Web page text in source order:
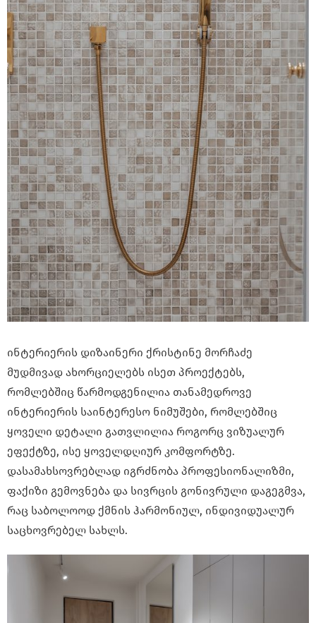
ინტერიერის დიზაინერი ქრისტინე მორჩაძე
მუდმივად ახორციელებს ისეთ პროექტებს,
რომლებშიც წარმოდგენილია თანამედროვე
ინტერიერის საინტერესო ნიმუშები, რომლებშიც
ყოველი დეტალი გათვლილია როგორც ვიზუალურ
ეფექტზე, ისე ყოველდღიურ კომფორტზე.
დასამახსოვრებლად იგრძნობა პროფესიონალიზმი,
ფაქიზი გემოვნება და სივრცის გონივრული დაგეგმვა,
რაც საბოლოოდ ქმნის ჰარმონიულ, ინდივიდუალურ
საცხოვრებელ სახლს.